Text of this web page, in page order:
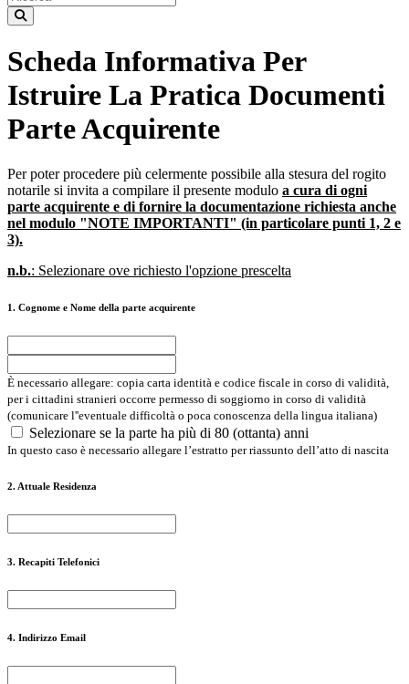
Scheda Informativa Per
Istruire La Pratica Documenti
Parte Acquirente
Per poter procedere più celermente possibile alla stesura del rogito
notarile si invita a compilare il presente modulo a cura di ogni
parte acquirente e di fornire la documentazione richiesta anche
nel modulo "NOTE IMPORTANTI" (in particolare punti 1, 2 e
3).
n.b.: Selezionare ove richiesto l'opzione prescelta
Loading...
1. Cognome e Nome della parte acquirente
È necessario allegare: copia carta identità e codice fiscale in corso di validità,
per i cittadini stranieri occorre permesso di soggiorno in corso di validità
(comunicare l''eventuale difficoltà o poca conoscenza della lingua italiana)
Selezionare se la parte ha più di 80 (ottanta) anni
In questo caso è necessario allegare l’estratto per riassunto dell’atto di nascita
2. Attuale Residenza
3. Recapiti Telefonici
4. Indirizzo Email